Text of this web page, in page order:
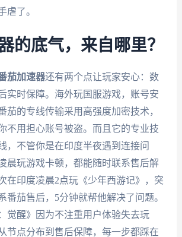
虐了。
的底气，来自哪里？
茄加速器还有两个点让玩家安心：数
实时保障。海外玩国服游戏，账号安
茄的专线传输采用高强度加密技术，
不用担心账号被盗。而且它的专业技
，不管你是在印度半夜遇到连接问
晨玩游戏卡顿，都能随时联系售后解
印度凌晨2点玩《少年西游记》，突
番茄售后，5分钟就帮他解决了问题。
觉醒》因为不注重用户体验失去玩
节点分布到售后保障，每一步都踩在